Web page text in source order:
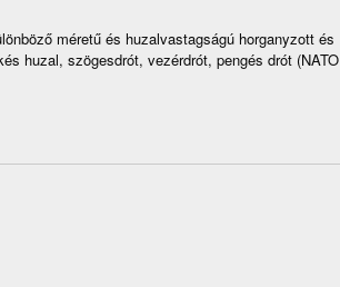
méretű és huzalvastagságú horganyzott és
huzal, szögesdrót, vezérdrót, pengés drót (NATO